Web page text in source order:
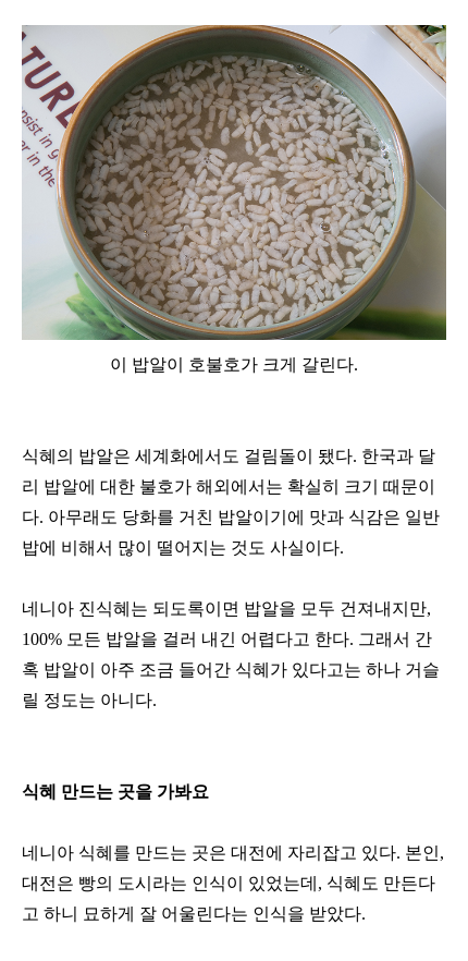
이 밥알이 호불호가 크게 갈린다.
식혜의 밥알은 세계화에서도 걸림돌이 됐다. 한국과 달
리 밥알에 대한 불호가 해외에서는 확실히 크기 때문이
다. 아무래도 당화를 거친 밥알이기에 맛과 식감은 일반
밥에 비해서 많이 떨어지는 것도 사실이다.
네니아 진식혜는 되도록이면 밥알을 모두 건져내지만,
100% 모든 밥알을 걸러 내긴 어렵다고 한다. 그래서 간
혹 밥알이 아주 조금 들어간 식혜가 있다고는 하나 거슬
릴 정도는 아니다.
식혜 만드는 곳을 가봐요
네니아 식혜를 만드는 곳은 대전에 자리잡고 있다. 본인,
대전은 빵의 도시라는 인식이 있었는데, 식혜도 만든다
고 하니 묘하게 잘 어울린다는 인식을 받았다.